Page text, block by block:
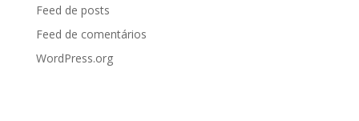
Feed de posts
Feed de comentários
WordPress.org